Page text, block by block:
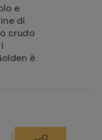
e
di
crudo
è